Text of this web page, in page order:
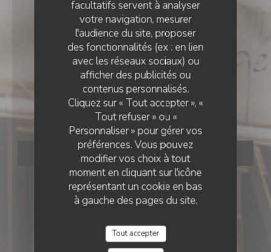
facultatifs servent à analyser
votre navigation, mesurer
l'audience du site, proposer
des fonctionnalités (ex : en lien
avec les réseaux sociaux) ou
afficher des publicités ou
contenus personnalisés.
Cliquez sur « Tout accepter », «
Tout refuser » ou «
Personnaliser » pour gérer vos
préférences. Vous pouvez
modifier vos choix à tout
moment en cliquant sur l'icône
représentant un cookie en bas
à gauche des pages du site.
Tout accepter
RESTAURANT TRADITIONNEL
• PARIS
Le Minet Galant
RÉSERVER